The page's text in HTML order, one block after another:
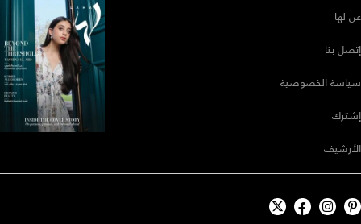
عن لها
إتصل بنا
سياسة الخصوصية
إشترك
الأرشيف